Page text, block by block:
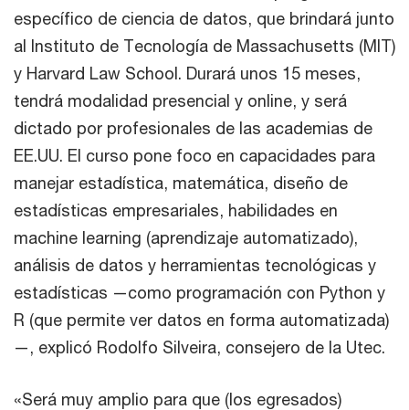
específico de ciencia de datos, que brindará junto
al Instituto de Tecnología de Massachusetts (MIT)
y Harvard Law School. Durará unos 15 meses,
tendrá modalidad presencial y online, y será
dictado por profesionales de las academias de
EE.UU. El curso pone foco en capacidades para
manejar estadística, matemática, diseño de
estadísticas empresariales, habilidades en
machine learning (aprendizaje automatizado),
análisis de datos y herramientas tecnológicas y
estadísticas —como programación con Python y
R (que permite ver datos en forma automatizada)
—, explicó Rodolfo Silveira, consejero de la Utec.
«Será muy amplio para que (los egresados)